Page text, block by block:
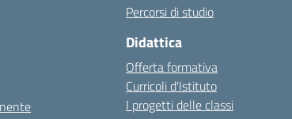
Percorsi di studio
Didattica
Offerta formativa
Curricoli d'Istituto
I progetti delle classi